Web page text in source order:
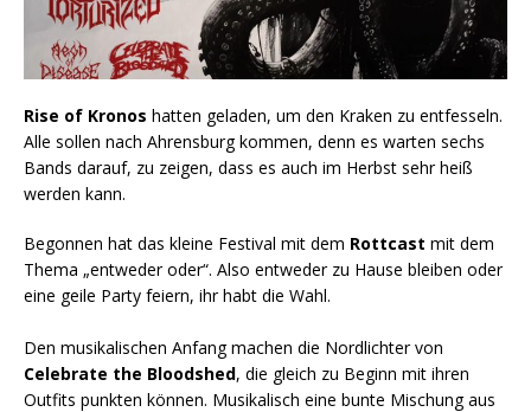
Rise of Kronos hatten geladen, um den Kraken zu entfesseln.
Alle sollen nach Ahrensburg kommen, denn es warten sechs
Bands darauf, zu zeigen, dass es auch im Herbst sehr heiß
werden kann.
Begonnen hat das kleine Festival mit dem Rottcast mit dem
Thema „entweder oder“. Also entweder zu Hause bleiben oder
eine geile Party feiern, ihr habt die Wahl.
Den musikalischen Anfang machen die Nordlichter von
Celebrate the Bloodshed, die gleich zu Beginn mit ihren
Outfits punkten können. Musikalisch eine bunte Mischung aus